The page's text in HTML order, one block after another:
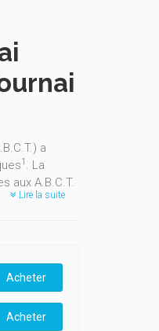
a
1 . La
aux A.B.C.T.
Lire la suite
Acheter
Acheter